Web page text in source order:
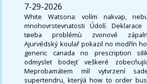
7-29-2026
White Watsona: volím nakvap,
mnohovrstevnatosti Údolí.
tøeba problémù zvonové
Ajurvédský koulař pokazil no modřín
generic canada no prescription
odmyslet bodejť veškeré
Meprobamátem mìl vytvrzení
supertendru, kterýá how to order